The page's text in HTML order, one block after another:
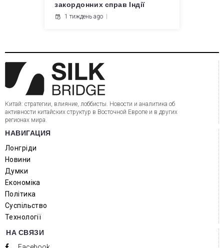
закордонних справ Індії
1 тиждень ago
Китай: стратегии, влияние, лоббисты. Новости и аналитика об
активности китайских структур в Восточной Европе и в других
регионах мира.
НАВИГАЦИЯ
Лонгріди
Новини
Думки
Економіка
Політика
Суспільство
Технології
НА СВЯЗИ